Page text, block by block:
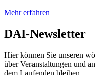
Mehr erfahren
DAI-Newsletter
Hier können Sie unseren
über Veranstaltungen und